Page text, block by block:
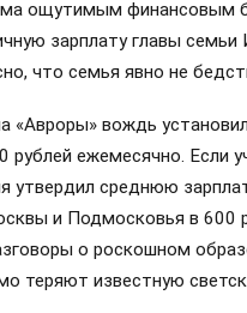
ощутимым финансовым
зарплату главы семьи
что семья явно не
«Авроры» вождь
рублей ежемесячно. Если
утвердил среднюю
и Подмосковья в 600
о роскошном
теряют известную